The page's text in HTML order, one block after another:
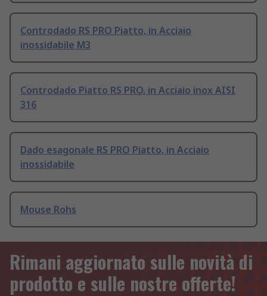
Controdado RS PRO Piatto, in Acciaio
inossidabile M3
Controdado Piatto RS PRO, in Acciaio inox AISI
316
Dado esagonale RS PRO Piatto, in Acciaio
inossidabile
Mouse Rohs
Rimani aggiornato sulle novità di
prodotto e sulle nostre offerte!